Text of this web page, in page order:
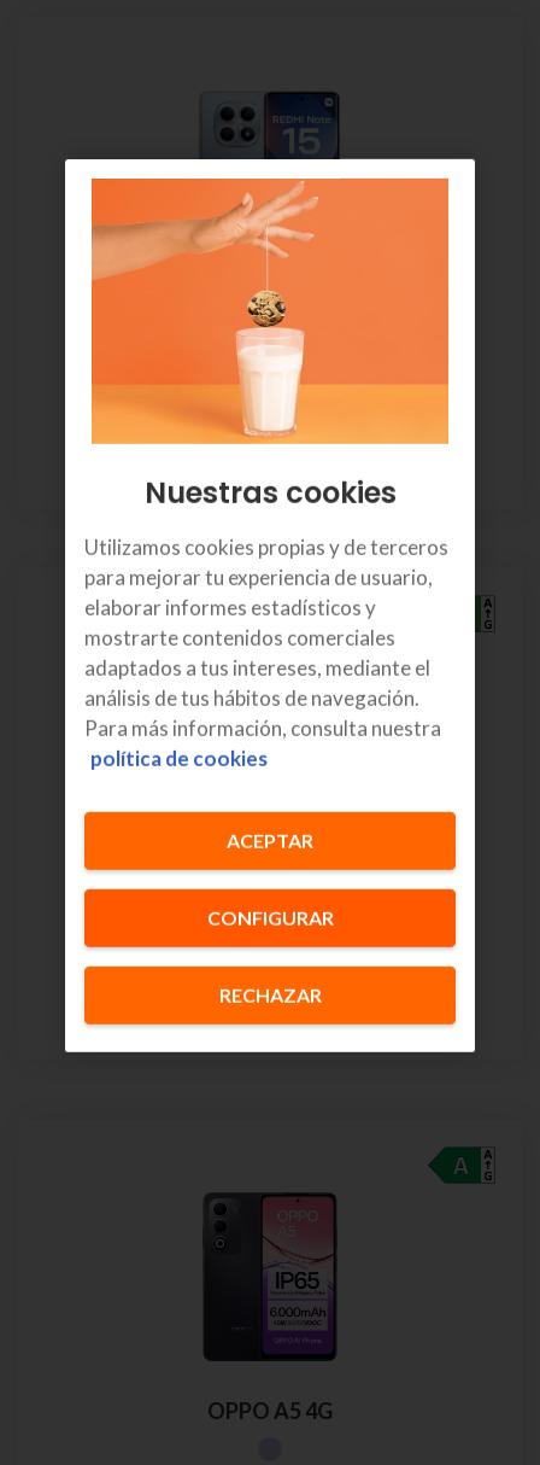
Xiaomi Redmi Note 15 4G
48 meses
O si prefieres:
Pago único:
48 meses
O si prefieres:
Pago único:179€
OPPO A5 4G
Nuestras cookies
Utilizamos cookies propias y de terceros
para mejorar tu experiencia de usuario,
elaborar informes estadísticos y
mostrarte contenidos comerciales
adaptados a tus intereses, mediante el
análisis de tus hábitos de navegación.
Para más información, consulta nuestra
política de cookies
CONFIGURAR
RECHAZAR
ACEPTAR